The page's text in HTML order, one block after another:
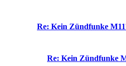
Re: Kein Zündfunke
Re: Kein Zündfunke